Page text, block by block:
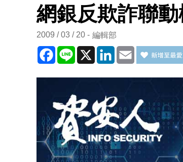
網銀反欺詐聯
2009 / 03 / 20 編輯部
Facebook
Line X LinkedInEmail